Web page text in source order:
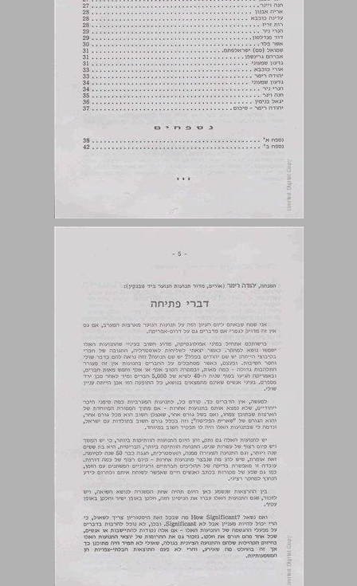
סדר הדברים ... 4